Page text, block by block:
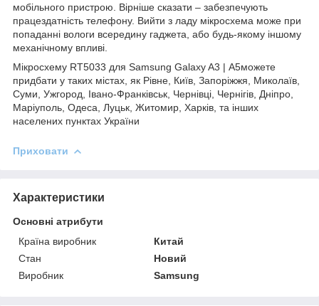
мобільного пристрою. Вірніше сказати – забезпечують
працездатність телефону. Вийти з ладу мікросхема може при
попаданні вологи всередину гаджета, або будь-якому іншому
механічному впливі.
Мікросхему RT5033 для Samsung Galaxy A3 | А5можете
придбати у таких містах, як Рівне, Київ, Запоріжжя, Миколаїв,
Суми, Ужгород, Івано-Франківськ, Чернівці, Чернігів, Дніпро,
Маріуполь, Одеса, Луцьк, Житомир, Харків, та інших
населених пунктах України
Приховати
Характеристики
Основні атрибути
Країна виробник
Китай
Стан
Новий
Виробник
Samsung